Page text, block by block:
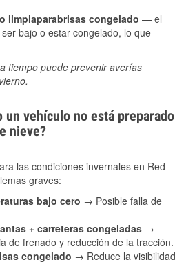
limpiaparabrisas congelado — el
bajo o estar congelado, lo que
tiempo puede prevenir averías
un vehículo no está preparado
nieve?
las condiciones invernales en Red
graves:
bajo cero → Posible falla de
+ carreteras congeladas →
de frenado y reducción de la tracción.
congelado → Reduce la visibilidad